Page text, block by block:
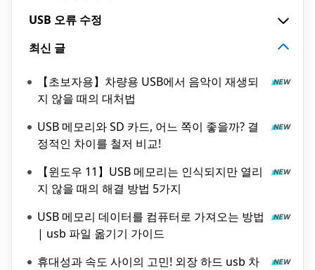
USB 오류 수정
최신 글
【초보자용】차량용 USB에서 음악이 재생되
지 않을 때의 대처법
USB 메모리와 SD 카드, 어느 쪽이 좋을까? 결
정적인 차이를 철저 비교!
【윈도우 11】USB 메모리는 인식되지만 열리
지 않을 때의 해결 방법 5가지
USB 메모리 데이터를 컴퓨터로 가져오는 방법
| usb 파일 옮기기 가이드
휴대성과 속도 사이의 고민! 외장 하드 usb 차